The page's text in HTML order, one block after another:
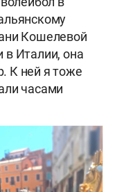
Кошелевой
в Италии, она
К ней я тоже
часами